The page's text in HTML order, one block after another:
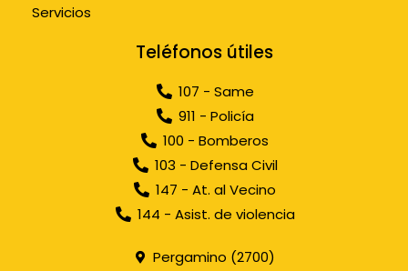
Servicios
Teléfonos útiles
107 - Same
911 - Policía
100 - Bomberos
103 - Defensa Civil
147 - At. al Vecino
144 - Asist. de violencia
Pergamino (2700)